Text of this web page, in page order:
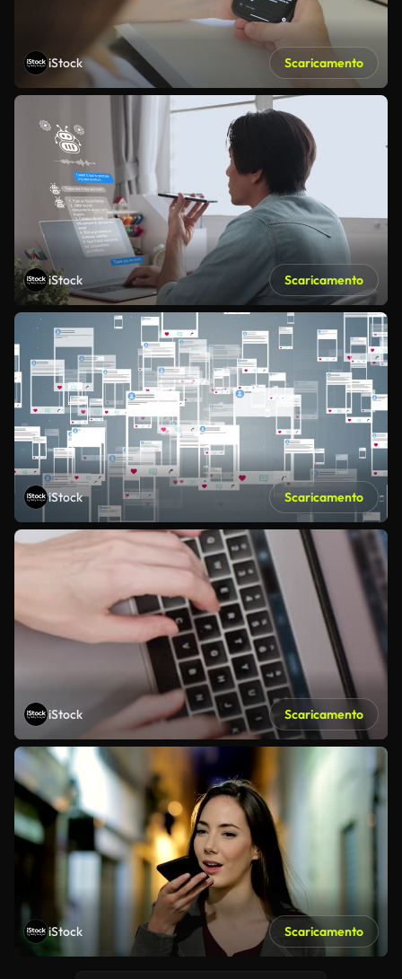
iStock Scaricamento
iStock Scaricamento
iStock Scaricamento
iStock Scaricamento
iStock Scaricamento